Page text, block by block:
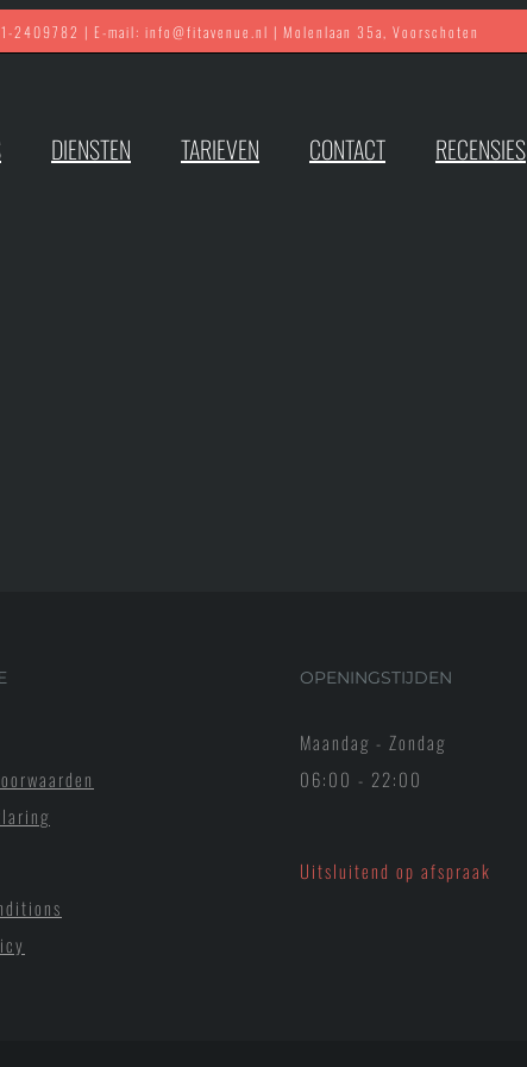
2409782 | E-mail: info@fitavenue.nl | Molenlaan 35a, Voorschoten
DIENSTEN TARIEVEN CONTACT RECENSIES
OPENINGSTIJDEN
Maandag - Zondag
06:00 - 22:00
Uitsluitend op afspraak